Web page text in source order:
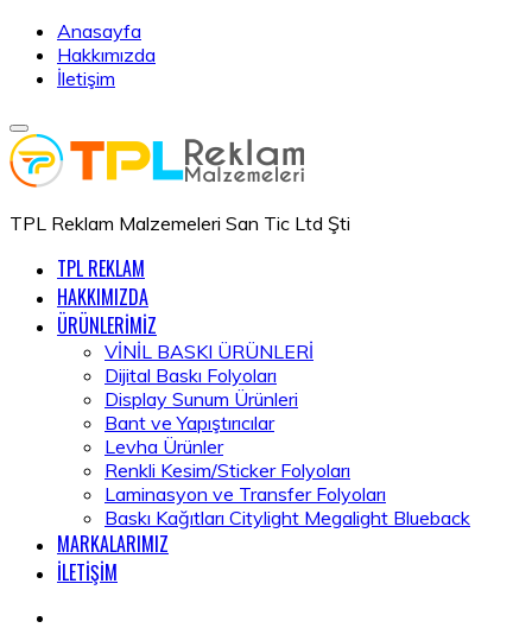
Anasayfa
Hakkımızda
İletişim
TPL Reklam Malzemeleri San Tic Ltd Şti
TPL REKLAM
HAKKIMIZDA
ÜRÜNLERİMİZ
VİNİL BASKI ÜRÜNLERİ
Dijital Baskı Folyoları
Display Sunum Ürünleri
Bant ve Yapıştırıcılar
Levha Ürünler
Renkli Kesim/Sticker Folyoları
Laminasyon ve Transfer Folyoları
Baskı Kağıtları Citylight Megalight Blueback
MARKALARIMIZ
İLETİŞİM